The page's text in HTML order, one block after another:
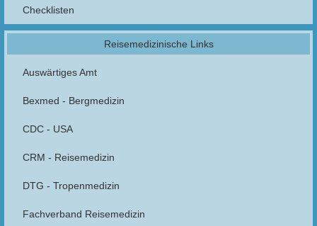
Checklisten
Reisemedizinische Links
Auswärtiges Amt
Bexmed - Bergmedizin
CDC - USA
CRM - Reisemedizin
DTG - Tropenmedizin
Fachverband Reisemedizin